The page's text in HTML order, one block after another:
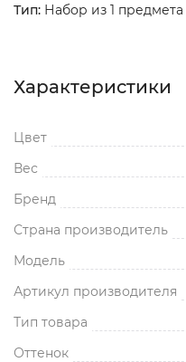
Тип: Набор из 1 предмета
Характеристики
Цвет
Вес
Бренд
Страна производитель
Модель
Артикул производителя
Тип товара
Оттенок